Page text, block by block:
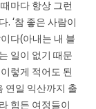
마다 항상 그런
. ‘참 좋은 사람이
이다(아내는 내 블
일이 없기 때문
렇게 적어도 된
연일 익산까지 출
힘든 여정들이